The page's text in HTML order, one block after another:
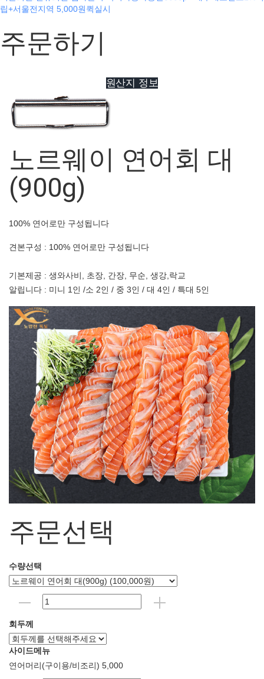
립+서울전지역 5,000원퀵실시
주문하기
원산지 정보
노르웨이 연어회 대
(900g)
100% 연어로만 구성됩니다
견본구성 : 100% 연어로만 구성됩니다
기본제공 : 생와사비, 초장, 간장, 무순, 생강,락교
알립니다 : 미니 1인 /소 2인 / 중 3인 / 대 4인 / 특대 5인
주문선택
수량선택
회두께
사이드메뉴
연어머리(구이용/비조리) 5,000